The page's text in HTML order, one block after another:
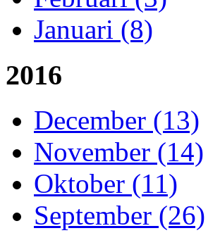
Januari (8)
2016
December (13)
November (14)
Oktober (11)
September (26)